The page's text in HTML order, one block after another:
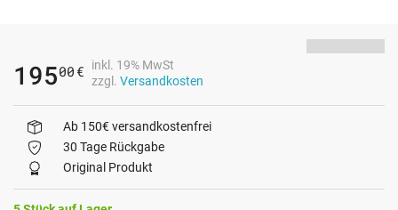
19500 €
inkl. 19% MwSt
zzgl. Versandkosten
Ab 150€ versandkostenfrei
30 Tage Rückgabe
Original Produkt